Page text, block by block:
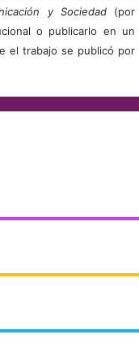
y Sociedad(por
o publicarlo en un
el trabajo se publicó por